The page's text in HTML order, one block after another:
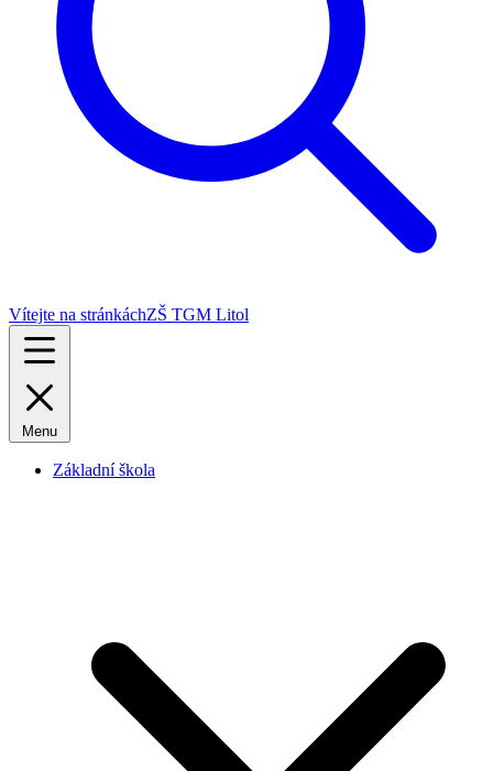
Vítejte na stránkáchZŠ TGM Litol
Menu
Základní škola